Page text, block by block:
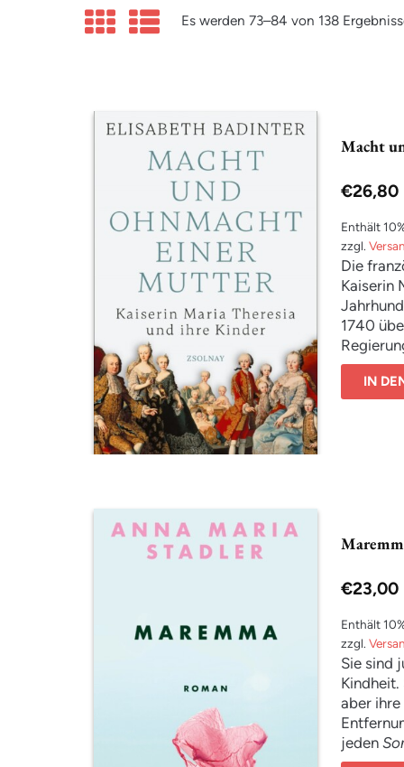
Es werden 73–84 von 138
Macht
€26,80
Enthält
zzgl.
Die
Kaiserin
1740
sich
IN
€23,00
Enthält
zzgl.
Sie sind
aber ihre
jeden
einem